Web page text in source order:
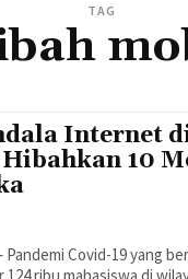
TAG
Internet
10
Pandemi Covid-19 yang